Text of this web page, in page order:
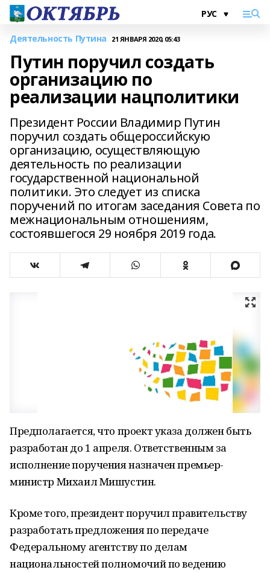
Деятельность Путина 21 ЯНВАРЯ 2020, 05:43
Путин поручил создать
организацию по
реализации нацполитики
Президент России Владимир Путин
поручил создать общероссийскую
организацию, осуществляющую
деятельность по реализации
государственной национальной
политики. Это следует из списка
поручений по итогам заседания Совета по
межнациональным отношениям,
состоявшегося 29 ноября 2019 года.
Предполагается, что проект указа должен быть
разработан до 1 апреля. Ответственным за
исполнение поручения назначен премьер-
министр Михаил Мишустин.
Кроме того, президент поручил правительству
разработать предложения по передаче
Федеральному агентству по делам
национальностей полномочий по ведению